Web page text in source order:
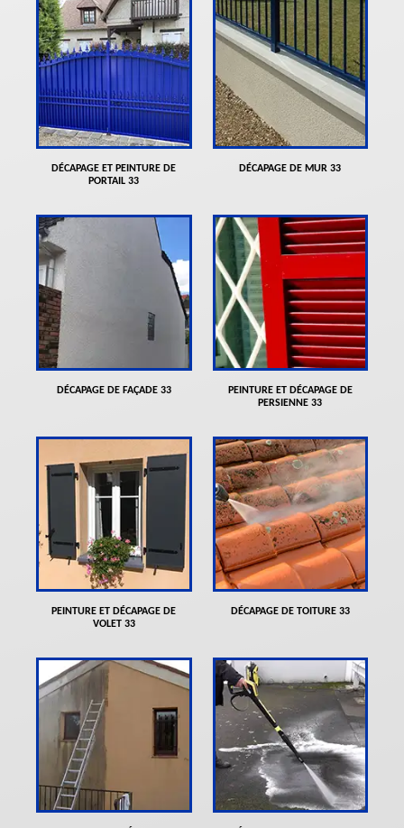
DÉCAPAGE ET PEINTURE DE
PORTAIL 33
DÉCAPAGE DE MUR 33
DÉCAPAGE DE FAÇADE 33
PEINTURE ET DÉCAPAGE DE
PERSIENNE 33
PEINTURE ET DÉCAPAGE DE
VOLET 33
DÉCAPAGE DE TOITURE 33